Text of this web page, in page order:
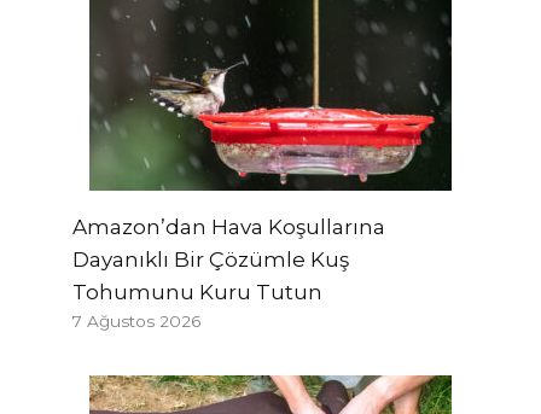
Amazon’dan Hava Koşullarına
Dayanıklı Bir Çözümle Kuş
Tohumunu Kuru Tutun
7 Ağustos 2026